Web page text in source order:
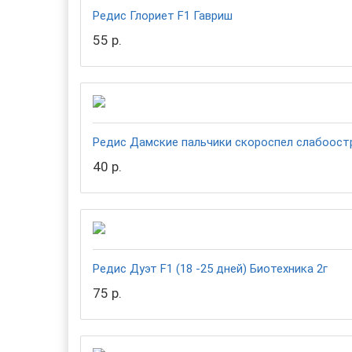
Редис Глориет F1 Гавриш
55 р.
Редис Дамские пальчики скороспел
40 р.
Редис Дуэт F1 (18 -25 дней) Биотехника 2г
75 р.